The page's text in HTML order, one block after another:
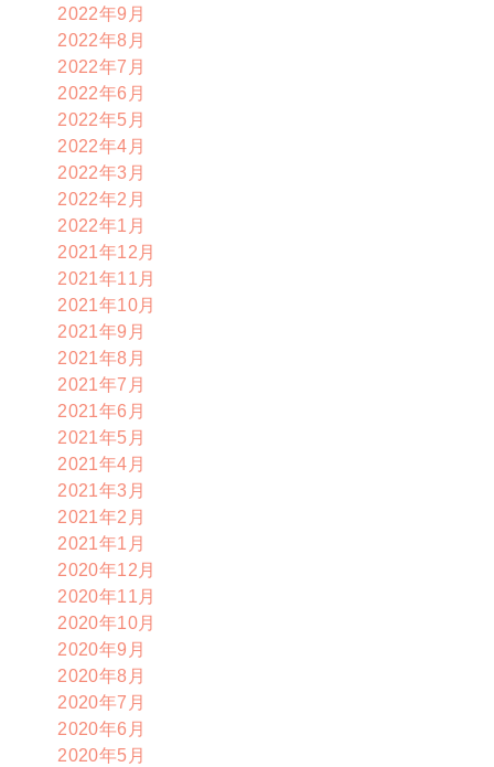
2022年9月
2022年8月
2022年7月
2022年6月
2022年5月
2022年4月
2022年3月
2022年2月
2022年1月
2021年12月
2021年11月
2021年10月
2021年9月
2021年8月
2021年7月
2021年6月
2021年5月
2021年4月
2021年3月
2021年2月
2021年1月
2020年12月
2020年11月
2020年10月
2020年9月
2020年8月
2020年7月
2020年6月
2020年5月